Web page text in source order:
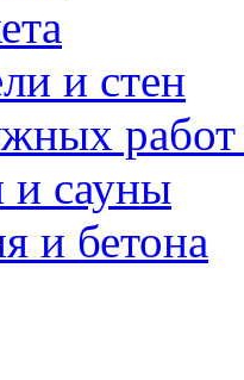
и стен
и сауны
и бетона